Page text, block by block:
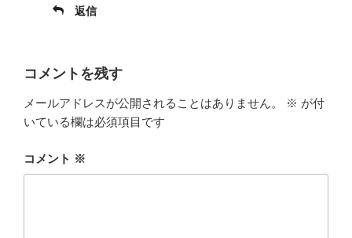
返信
コメントを残す
メールアドレスが公開されることはありません。 ※ が付
いている欄は必須項目です
コメント ※